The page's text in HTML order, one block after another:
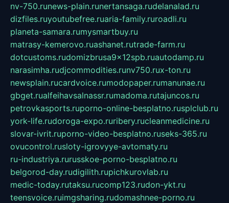
nv-750.runews-plain.runertansaga.rudelanalad.ru
dizfiles.ruyoutubefree.ruaria-family.ruroadli.ru
planeta-samara.rumysmartbuy.ru
matrasy-kemerovo.ruashanet.rutrade-farm.ru
dotcustoms.rudomizbrusa9x12spb.ruautodamp.ru
narasimha.rudjcommodities.runv750.rux-ton.ru
newsplain.rucardvoice.rumodopaper.rumanunae.ru
gbget.rualfeihavsalnassr.rumadoma.rutajuncos.ru
petrovkasports.ruporno-online-besplatno.rusplclub.ru
york-life.rudoroga-expo.ruribery.rucleanmedicine.ru
slovar-ivrit.ruporno-video-besplatno.ruseks-365.ru
ovucontrol.rusloty-igrovyye-avtomaty.ru
ru-industriya.rurusskoe-porno-besplatno.ru
belgorod-day.rudigilith.rupichkurovlab.ru
medic-today.rutaksu.rucomp123.rudon-ykt.ru
teensvoice.ruimgsharing.rudomashnee-porno.ru